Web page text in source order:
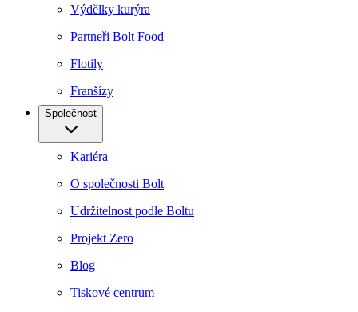
Výdělky kurýra
Partneři Bolt Food
Flotily
Franšízy
Společnost
Kariéra
O společnosti Bolt
Udržitelnost podle Boltu
Projekt Zero
Blog
Tiskové centrum